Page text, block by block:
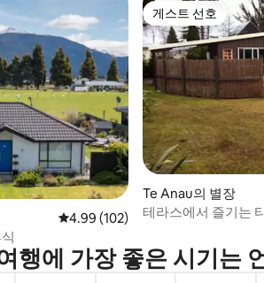
평점 4.99점(5점 만점), 후기 102개
4.99 (102)
게스트 선호
게스트 선호
Te Anau의 별장
테라스에서 즐기는
행에 가장 좋은 시기는